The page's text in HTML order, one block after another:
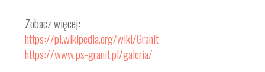
Zobacz więcej:
https://pl.wikipedia.org/wiki/Granit
https://www.ps-granit.pl/galeria/